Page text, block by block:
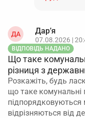
ДА Дар’я
07.08.2026 |
ВІДПОВІДЬ НАДАНО
Що таке
різниця з
Розкажіть, будь
що таке комунальні
підпорядковуються
відрізняються від